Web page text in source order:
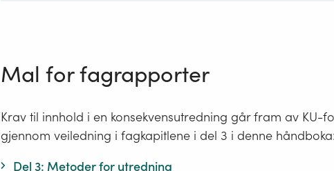
Mal for fagrapporter
Krav til innhold i en konsekvensutredning går fram av KU-
gjennom veiledning i fagkapitlene i del 3 i denne håndboka:
Del 3: Metoder for utredning